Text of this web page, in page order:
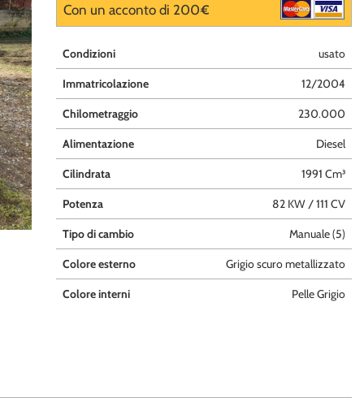
Con un acconto di 200€
Condizioni usato
Immatricolazione 12/2004
Chilometraggio 230.000
Alimentazione Diesel
Cilindrata 1991 Cm³
Potenza 82 KW / 111 CV
Tipo di cambio Manuale (5)
Colore esterno Grigio scuro metallizzato
Colore interni Pelle Grigio